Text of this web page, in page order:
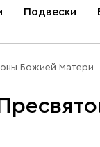
Подвески
Божией Матери